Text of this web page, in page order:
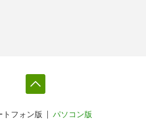
トフォン版 パソコン版